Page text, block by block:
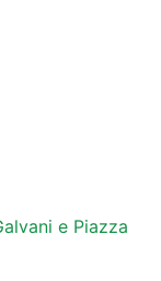
e Piazza